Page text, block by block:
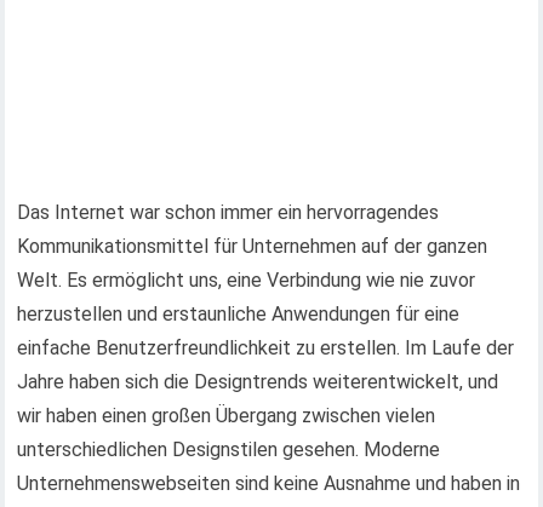
Das Internet war schon immer ein hervorragendes
Kommunikationsmittel für Unternehmen auf der ganzen
Welt. Es ermöglicht uns, eine Verbindung wie nie zuvor
herzustellen und erstaunliche Anwendungen für eine
einfache Benutzerfreundlichkeit zu erstellen. Im Laufe der
Jahre haben sich die Designtrends weiterentwickelt, und
wir haben einen großen Übergang zwischen vielen
unterschiedlichen Designstilen gesehen. Moderne
Unternehmenswebseiten sind keine Ausnahme und haben in